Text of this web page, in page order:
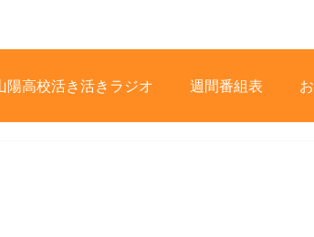
陽高校活き活きラジオ 週間番組表